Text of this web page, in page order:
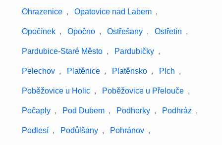
Ohrazenice , Opatovice nad Labem ,
Opočínek , Opočno , Ostřešany , Ostřetín ,
Pardubice-Staré Město , Pardubičky ,
Pelechov , Platěnice , Platěnsko , Plch ,
Poběžovice u Holic , Poběžovice u Přelouče ,
Počaply , Pod Dubem , Podhorky , Podhráz ,
Podlesí , Podůlšany , Pohránov ,